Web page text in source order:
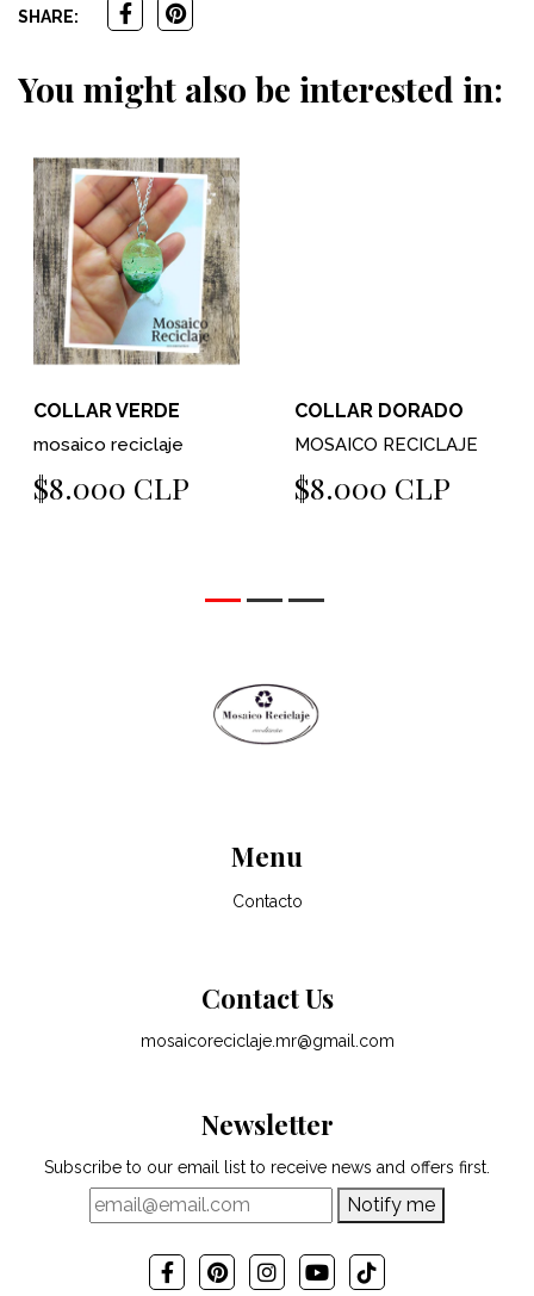
SHARE:
You might also be interested in:
COLLAR VERDE
mosaico reciclaje
$8.000 CLP
COLLAR DORADO
MOSAICO RECICLAJE
$8.000 CLP
Menu
Contacto
Contact Us
mosaicoreciclaje.mr@gmail.com
Newsletter
Subscribe to our email list to receive news and offers first.
Notify me